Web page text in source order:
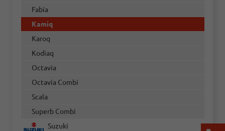
Fabia
Kamiq
Karoq
Kodiaq
Octavia
Octavia Combi
Scala
Superb Combi
Suzuki